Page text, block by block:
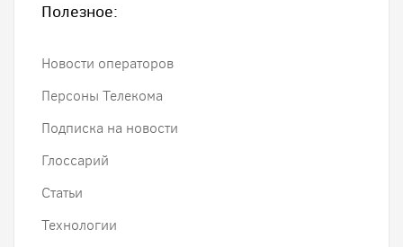
Полезное:
Новости операторов
Персоны Телекома
Подписка на новости
Глоссарий
Статьи
Технологии